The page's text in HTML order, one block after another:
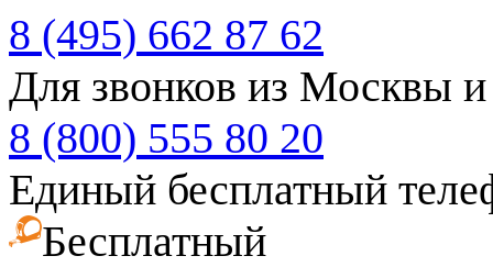
8 (495) 662 87 62
Для звонков из Москвы
8 (800) 555 80 20
Единый бесплатный
Бесплатный